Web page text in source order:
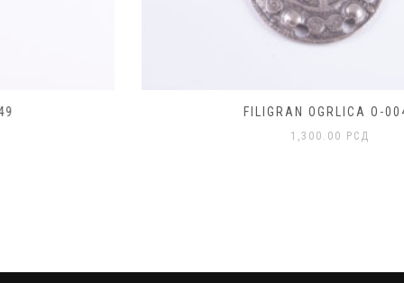
FILIGRAN OGRLICA O-0048